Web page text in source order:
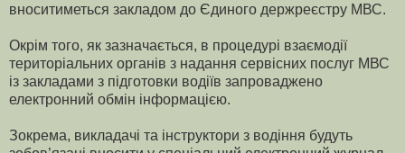
вноситиметься закладом до Єдиного держреєстру МВС.
Окрім того, як зазначається, в процедурі взаємодії
територіальних органів з надання сервісних послуг МВС
із закладами з підготовки водіїв запроваджено
електронний обмін інформацією.
Зокрема, викладачі та інструктори з водіння будуть